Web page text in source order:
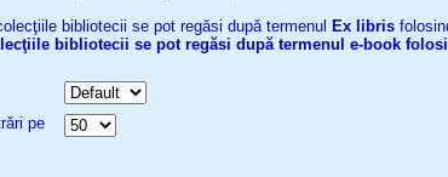
bibliotecii se pot regăsi după termenul Ex libris
bibliotecii se pot regăsi după termenul e-book
pe